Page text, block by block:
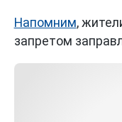
Напомним,
запретом